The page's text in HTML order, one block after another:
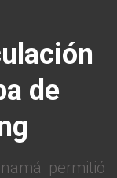
de
permitió